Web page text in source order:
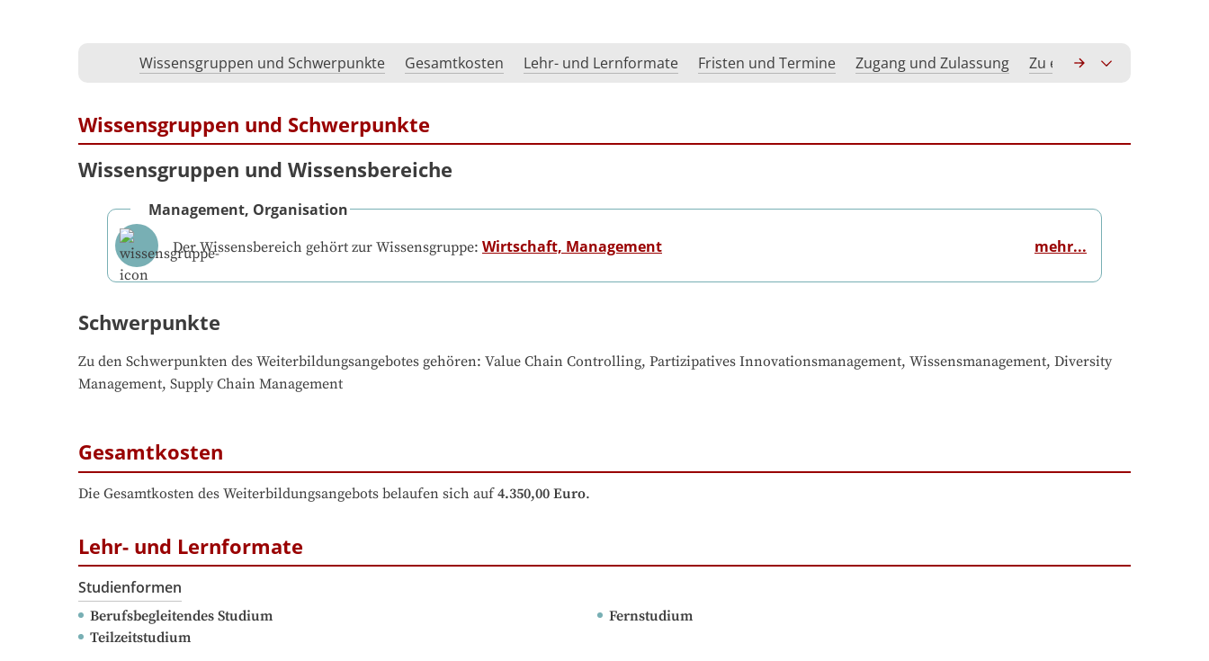
Wissensgruppen und Schwerpunkte Gesamtkosten Lehr- und Lernformate Fristen und Termine Zugang und Zulassung Zu erwerbende
Wissensgruppen und Schwerpunkte
Wissensgruppen und Wissensbereiche
Management, Organisation
Der Wissensbereich gehört zur Wissensgruppe: Wirtschaft, Management mehr...
Schwerpunkte
Zu den Schwerpunkten des Weiterbildungsangebotes gehören: Value Chain Controlling, Partizipatives Innovationsmanagement, Wissensmanagement, Diversity
Management, Supply Chain Management
Gesamtkosten
Die Gesamtkosten des Weiterbildungsangebots belaufen sich auf 4.350,00 Euro.
Lehr- und Lernformate
Studienformen
Berufsbegleitendes Studium
Fernstudium
Teilzeitstudium